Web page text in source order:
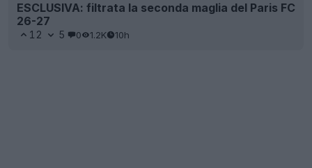
ESCLUSIVA: filtrata la seconda maglia del Paris FC
26-27
12 5 0 1.2K 10h